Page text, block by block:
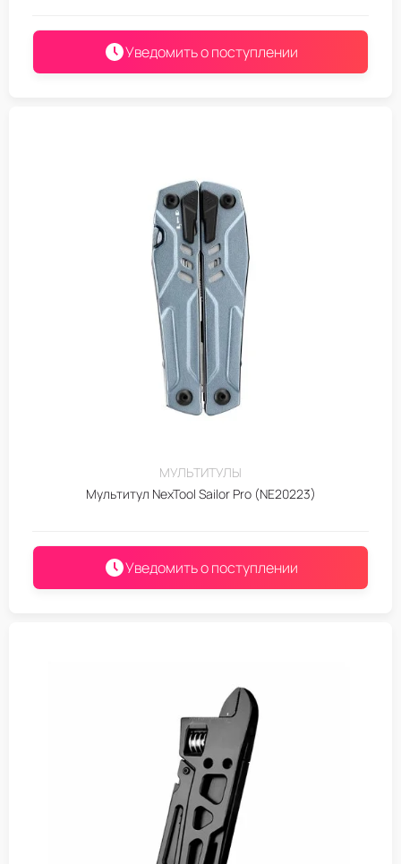
Уведомить о поступлении
МУЛЬТИТУЛЫ
Мультитул NexTool Sailor Pro (NE20223)
Уведомить о поступлении